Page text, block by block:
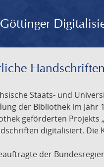
Göttinger
Handschriften
Staats- und
der Bibliothek im Jahr
geförderten Projekts
digitalisiert.
der